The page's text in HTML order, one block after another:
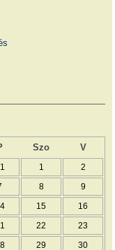
Szo V
1 2
8 9
15 16
22 23
29 30